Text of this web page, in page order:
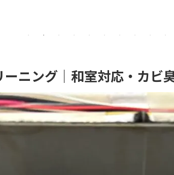
ニング｜和室対応・カビ